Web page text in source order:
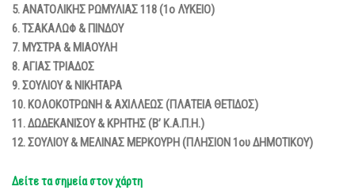
5. ΑΝΑΤΟΛΙΚΗΣ ΡΩΜΥΛΙΑΣ 118 (1ο ΛΥΚΕΙΟ)
6. ΤΣΑΚΑΛΩΦ & ΠΙΝΔΟΥ
7. ΜΥΣΤΡΑ & ΜΙΑΟΥΛΗ
8. ΑΓΙΑΣ ΤΡΙΑΔΟΣ
9. ΣΟΥΛΙΟΥ & ΝΙΚΗΤΑΡΑ
10. ΚΟΛΟΚΟΤΡΩΝΗ & ΑΧΙΛΛΕΩΣ (ΠΛΑΤΕΙΑ ΘΕΤΙΔΟΣ)
11. ΔΩΔΕΚΑΝΙΣΟΥ & ΚΡΗΤΗΣ (Β’ Κ.Α.Π.Η.)
12. ΣΟΥΛΙΟΥ & ΜΕΛΙΝΑΣ ΜΕΡΚΟΥΡΗ (ΠΛΗΣΙΟΝ 1ου ΔΗΜΟΤΙΚΟΥ)
Δείτε τα σημεία στον χάρτη